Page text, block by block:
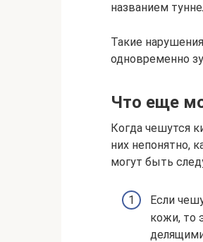
названием
Такие
одновременно
Что еще
Когда чешутся
них непонятно,
могут быть
Если
кожи, то